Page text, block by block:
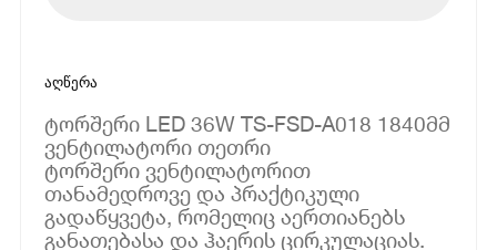
აღწერა
ტორშერი LED 36W TS-FSD-A018 1840მმ
ვენტილატორი თეთრი
ტორშერი ვენტილატორით
თანამედროვე და პრაქტიკული
გადაწყვეტა, რომელიც აერთიანებს
განათებასა და ჰაერის ცირკულაციას.